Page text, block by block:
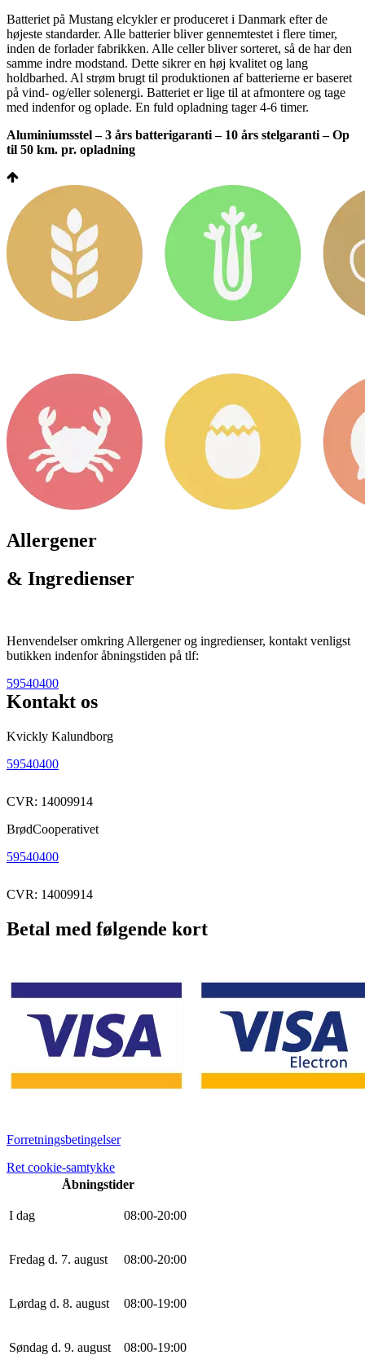
Batteriet på Mustang elcykler er produceret i Danmark efter de
højeste standarder. Alle batterier bliver gennemtestet i flere timer,
inden de forlader fabrikken. Alle celler bliver sorteret, så de har den
samme indre modstand. Dette sikrer en høj kvalitet og lang
holdbarhed. Al strøm brugt til produktionen af batterierne er baseret
på vind- og/eller solenergi. Batteriet er lige til at afmontere og tage
med indenfor og oplade. En fuld opladning tager 4-6 timer.
Aluminiumsstel – 3 års batterigaranti – 10 års stelgaranti – Op
til 50 km. pr. opladning
Allergener
& Ingredienser
Henvendelser omkring Allergener og ingredienser, kontakt venligst
butikken indenfor åbningstiden på tlf:
59540400
Kontakt os
Kvickly Kalundborg
59540400
CVR: 14009914
BrødCooperativet
59540400
CVR: 14009914
Betal med følgende kort
Forretningsbetingelser
Ret cookie-samtykke
Åbningstider
I dag 08:00-20:00
Fredag d. 7. august 08:00-20:00
Lørdag d. 8. august 08:00-19:00
Søndag d. 9. august 08:00-19:00